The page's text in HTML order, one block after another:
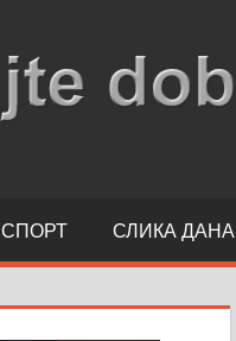
СПОРТ СЛИКА ДАНА